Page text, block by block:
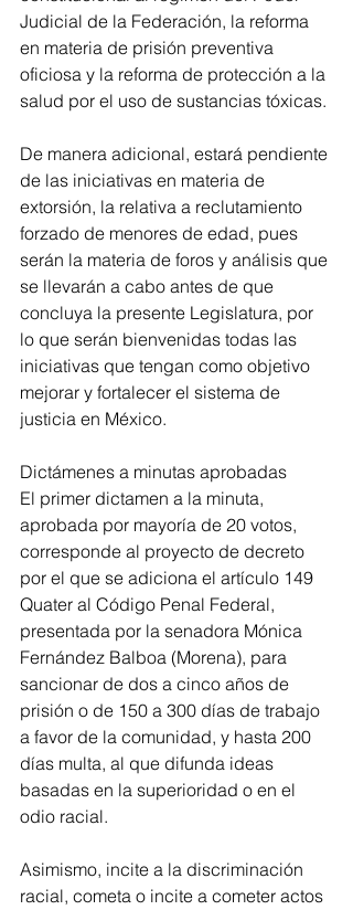
Judicial de la Federación, la reforma
en materia de prisión preventiva
oficiosa y la reforma de protección a la
salud por el uso de sustancias tóxicas.
De manera adicional, estará pendiente
de las iniciativas en materia de
extorsión, la relativa a reclutamiento
forzado de menores de edad, pues
serán la materia de foros y análisis que
se llevarán a cabo antes de que
concluya la presente Legislatura, por
lo que serán bienvenidas todas las
iniciativas que tengan como objetivo
mejorar y fortalecer el sistema de
justicia en México.
Dictámenes a minutas aprobadas
El primer dictamen a la minuta,
aprobada por mayoría de 20 votos,
corresponde al proyecto de decreto
por el que se adiciona el artículo 149
Quater al Código Penal Federal,
presentada por la senadora Mónica
Fernández Balboa (Morena), para
sancionar de dos a cinco años de
prisión o de 150 a 300 días de trabajo
a favor de la comunidad, y hasta 200
días multa, al que difunda ideas
basadas en la superioridad o en el
odio racial.
Asimismo, incite a la discriminación
racial, cometa o incite a cometer actos